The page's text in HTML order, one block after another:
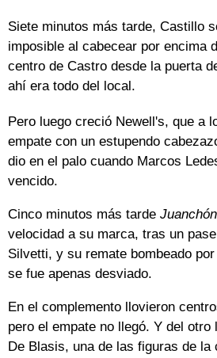
Siete minutos más tarde, Castillo
imposible al cabecear por encima
centro de Castro desde la puerta
ahí era todo del local.
Pero luego creció Newell's, que a
empate con un estupendo
dio en el palo cuando Marcos
vencido.
Cinco minutos más tarde Juanchón
velocidad a su marca, tras un
Silvetti, y su remate bombeado
se fue apenas desviado.
En el complemento llovieron
pero el empate no llegó. Y del
De Blasis, una de las figuras de la